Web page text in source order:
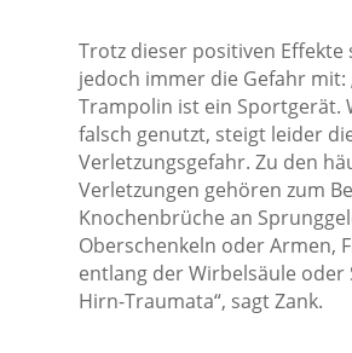
Trotz dieser positiven Effekte
jedoch immer die Gefahr mit:
Trampolin ist ein Sportgerät.
falsch genutzt, steigt leider
Verletzungsgefahr. Zu den
Verletzungen gehören zum
Knochenbrüche an
Oberschenkeln oder Armen,
entlang der Wirbelsäule oder
Hirn-Traumata“, sagt Zank.